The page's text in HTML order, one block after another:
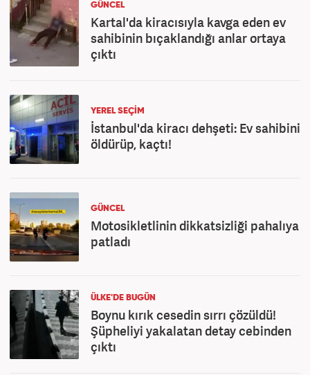
GÜNCEL
Kartal'da kiracısıyla kavga eden ev
sahibinin bıçaklandığı anlar ortaya
çıktı
YEREL SEÇİM
İstanbul'da kiracı dehşeti: Ev sahibini
öldürüp, kaçtı!
GÜNCEL
Motosikletlinin dikkatsizliği pahalıya
patladı
ÜLKE'DE BUGÜN
Boynu kırık cesedin sırrı çözüldü!
Şüpheliyi yakalatan detay cebinden
çıktı